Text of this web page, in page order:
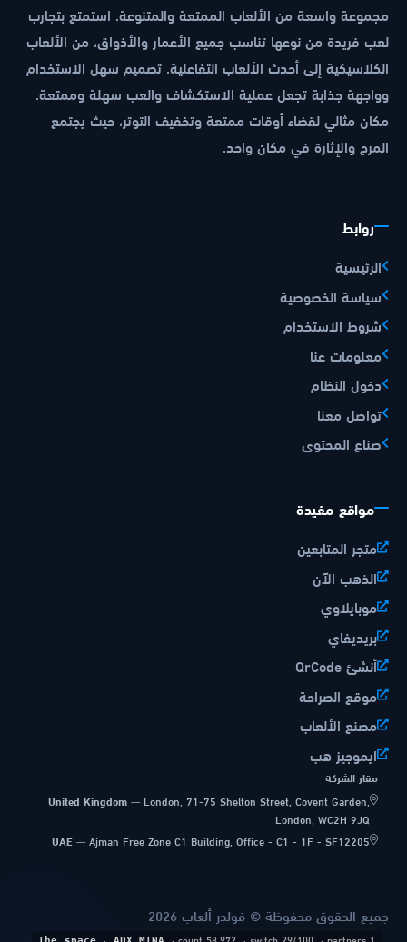
مجموعة واسعة من الألعاب الممتعة والمتنوعة. استمتع بتجارب
لعب فريدة من نوعها تناسب جميع الأعمار والأذواق، من الألعاب
الكلاسيكية إلى أحدث الألعاب التفاعلية. تصميم سهل الاستخدام
وواجهة جذابة تجعل عملية الاستكشاف والعب سهلة وممتعة.
مكان مثالي لقضاء أوقات ممتعة وتخفيف التوتر، حيث يجتمع
المرح والإثارة في مكان واحد.
روابط
الرئيسية
سياسة الخصوصية
شروط الاستخدام
معلومات عنا
دخول النظام
تواصل معنا
صناع المحتوى
مواقع مفيدة
متجر المتابعين
الذهب الآن
موبايلاوي
بريديفاي
أنشئ QrCode
موقع الصراحة
مصنع الألعاب
ايموجيز هب
مقار الشركة
United Kingdom — London, 71-75 Shelton Street, Covent Garden,
London, WC2H 9JQ
UAE — Ajman Free Zone C1 Building, Office - C1 - 1F - SF12205
جميع الحقوق محفوظة © فولدر ألعاب 2026